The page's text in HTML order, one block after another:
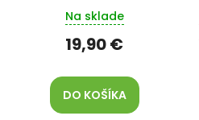
Na sklade
19,90 €
DO KOŠÍKA